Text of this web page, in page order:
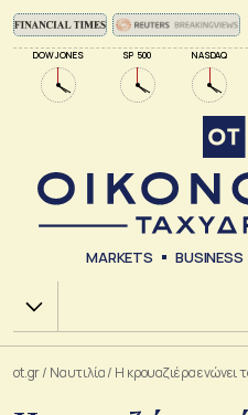
DOW JONES SP 500 NASDAQ
MARKETS BUSINESS
Χ.Α.
ot.gr/ Ναυτιλία/ Η κρουαζιέρα